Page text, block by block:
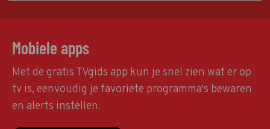
Mobiele apps
Met de gratis TVgids app kun je snel zien wat er op
tv is, eenvoudig je favoriete programma's bewaren
en alerts instellen.